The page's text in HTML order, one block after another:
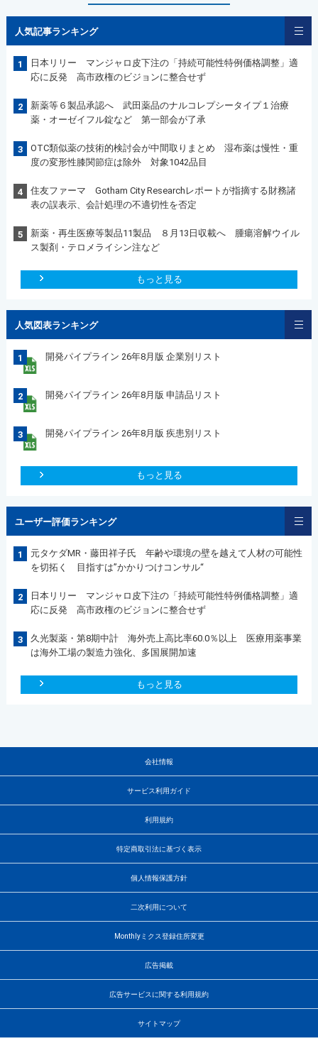
人気記事ランキング
1
日本リリー マンジャロ皮下注の「持続可能性特例価格調整」適
応に反発 高市政権のビジョンに整合せず
2
新薬等６製品承認へ 武田薬品のナルコレプシータイプ１治療
薬・オーゼイフル錠など 第一部会が了承
3
OTC類似薬の技術的検討会が中間取りまとめ 湿布薬は慢性・重
度の変形性膝関節症は除外 対象1042品目
4
住友ファーマ Gotham City Researchレポートが指摘する財務諸
表の誤表示、会計処理の不適切性を否定
5
新薬・再生医療等製品11製品 ８月13日収載へ 腫瘍溶解ウイル
ス製剤・テロメライシン注など
もっと見る
人気図表ランキング
1 開発パイプライン 26年8月版 企業別リスト
2 開発パイプライン 26年8月版 申請品リスト
3 開発パイプライン 26年8月版 疾患別リスト
もっと見る
ユーザー評価ランキング
1
元タケダMR・藤田祥子氏 年齢や環境の壁を越えて人材の可能性
を切拓く 目指すは”かかりつけコンサル“
2
日本リリー マンジャロ皮下注の「持続可能性特例価格調整」適
応に反発 高市政権のビジョンに整合せず
3
久光製薬・第8期中計 海外売上高比率60.0％以上 医療用薬事業
は海外工場の製造力強化、多国展開加速
もっと見る
会社情報
サービス利用ガイド
利用規約
特定商取引法に基づく表示
個人情報保護方針
二次利用について
Monthlyミクス登録住所変更
広告掲載
広告サービスに関する利用規約
サイトマップ